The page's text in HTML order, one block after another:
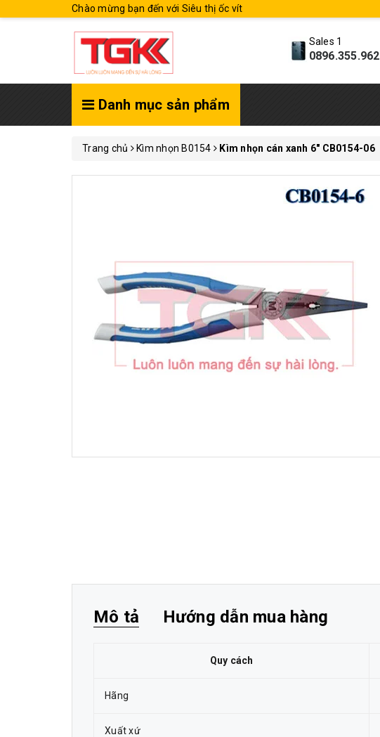
Chào mừng bạn đến với Siêu thị ốc vít
Sales 1
0896.355.962
Danh mục sản phẩm
Trang chủ Kìm nhọn B0154 Kìm nhọn cán xanh 6" CB0154-06
Mô tả Hướng dẫn mua hàng
Quy cách
Hãng
Xuất xứ